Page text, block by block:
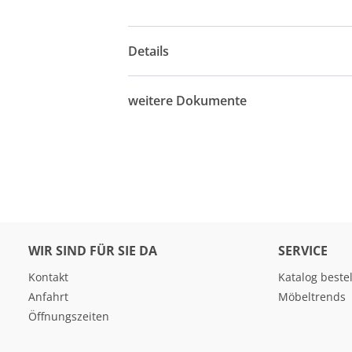
Details
weitere Dokumente
WIR SIND FÜR SIE DA
Kontakt
Anfahrt
Öffnungszeiten
SERVICE
Katalog
Möbeltrends